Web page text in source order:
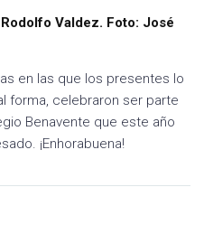
Valdez. Foto: José
en las que los presentes lo
forma, celebraron ser parte
Benavente que este año
¡Enhorabuena!